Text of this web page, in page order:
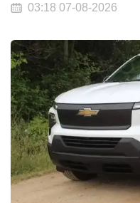
03:18 07-08-2026